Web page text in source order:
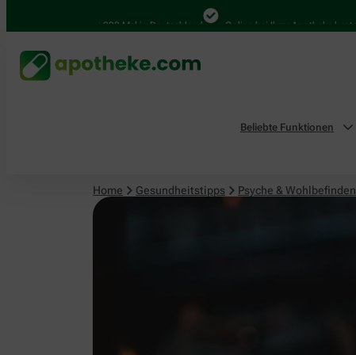
4.000 Mal in Deutschland Online bei Ihrer Apotheke bestellen
Beliebte Funktionen
Home Gesundheitstipps Psyche & Wohlbefinden
Psyche & Wohlbefinden